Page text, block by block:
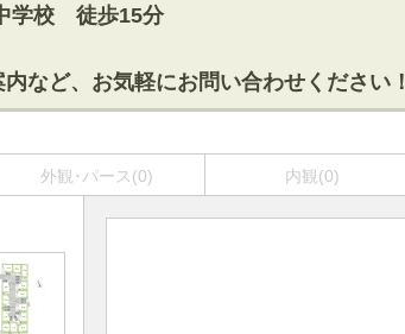
学校 徒歩15分
など、お気軽にお問い合わせください！
外観･パース(0) 内観(0)